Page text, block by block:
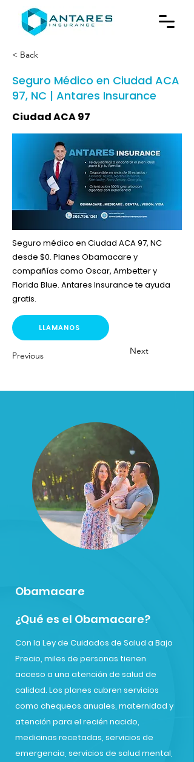
< Back
Seguro Médico en Ciudad ACA
97, NC | Antares Insurance
Ciudad ACA 97
Seguro médico en Ciudad ACA 97, NC
desde $0. Planes Obamacare y
compañías como Oscar, Ambetter y
Florida Blue. Antares Insurance te ayuda
gratis.
LLAMANOS
Previous Next
Obamacare
¿Qué es el Obamacare?
Con la Ley de Cuidados de Salud a Bajo
Precio, miles de personas tienen
acceso a una atención de salud de
calidad. Los planes cubren servicios
como chequeos anuales, maternidad y
atención para el recién nacido,
medicinas recetadas, servicios de
emergencia, servicios de salud mental,